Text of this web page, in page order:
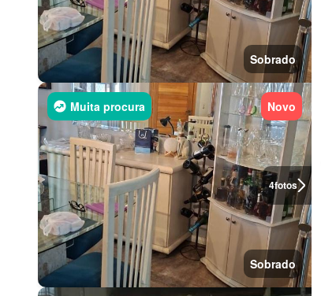
Sobrado
4fotos
Muita procura Novo
Sobrado